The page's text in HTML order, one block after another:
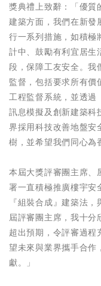
獎典禮上致辭：「優
建築方面，我們在新發
行一系列措施，如積極
計中、鼓勵有利宜居生
段，保障工友安全。我
監督，包括要求所有
工程監督系統，並透過
訊息模擬及創新建築
界採用科技改善地盤安
樹，並希望我們同心為
本屆大獎評審團主席、
署一直積極推廣樓宇安
『組裝合成』建築法
屆評審團主席，我十分
超出預期，令評審過程
望未來與業界攜手合作
獻。」